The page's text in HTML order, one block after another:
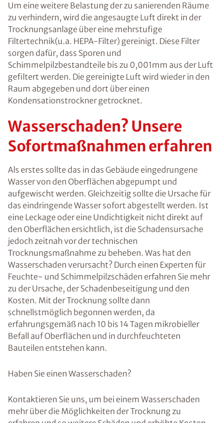
Um eine weitere Belastung der zu sanierenden Räume
zu verhindern, wird die angesaugte Luft direkt in der
Trocknungsanlage über eine mehrstufige
Filtertechnik(u.a. HEPA-Filter) gereinigt. Diese Filter
sorgen dafür, dass Sporen und
Schimmelpilzbestandteile bis zu 0,001mm aus der Luft
gefiltert werden. Die gereinigte Luft wird wieder in den
Raum abgegeben und dort über einen
Kondensationstrockner getrocknet.
Wasserschaden? Unsere
Sofortmaßnahmen erfahren
Als erstes sollte das in das Gebäude eingedrungene
Wasser von den Oberflächen abgepumpt und
aufgewischt werden. Gleichzeitig sollte die Ursache für
das eindringende Wasser sofort abgestellt werden. Ist
eine Leckage oder eine Undichtigkeit nicht direkt auf
den Oberflächen ersichtlich, ist die Schadensursache
jedoch zeitnah vor der technischen
Trocknungsmaßnahme zu beheben. Was hat den
Wasserschaden verursacht? Durch einen Experten für
Feuchte- und Schimmelpilzschäden erfahren Sie mehr
zu der Ursache, der Schadenbeseitigung und den
Kosten. Mit der Trocknung sollte dann
schnellstmöglich begonnen werden, da
erfahrungsgemäß nach 10 bis 14 Tagen mikrobieller
Befall auf Oberflächen und in durchfeuchteten
Bauteilen entstehen kann.
Haben Sie einen Wasserschaden?
Kontaktieren Sie uns, um bei einem Wasserschaden
mehr über die Möglichkeiten der Trocknung zu